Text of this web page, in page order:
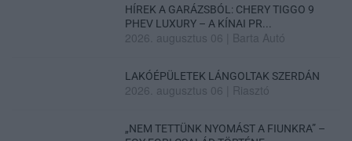
HÍREK A GARÁZSBÓL: CHERY TIGGO 9
PHEV LUXURY – A KÍNAI PR...
2026. augusztus 06 Barta Autó
LAKÓÉPÜLETEK LÁNGOLTAK SZERDÁN
2026. augusztus 06 Riasztó
„NEM TETTÜNK NYOMÁST A FIUNKRA” –